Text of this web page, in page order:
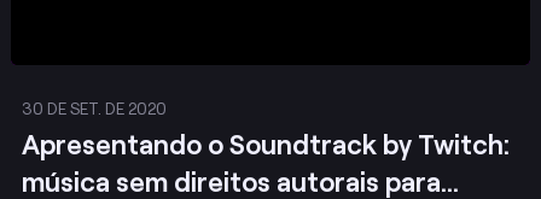
30 DE SET. DE 2020
Apresentando o Soundtrack by Twitch:
música sem direitos autorais para